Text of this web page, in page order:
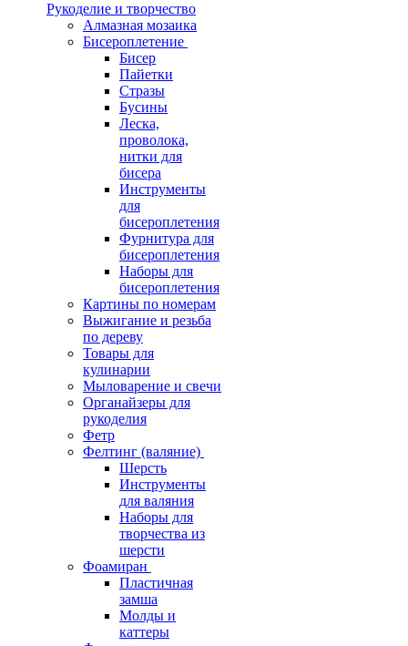
Рукоделие и творчество
Алмазная мозаика
Бисероплетение
Бисер
Пайетки
Стразы
Бусины
Леска,
проволока,
нитки для
бисера
Инструменты
для
бисероплетения
Фурнитура для
бисероплетения
Наборы для
бисероплетения
Картины по номерам
Выжигание и резьба
по дереву
Товары для
кулинарии
Мыловарение и свечи
Органайзеры для
рукоделия
Фетр
Фелтинг (валяние)
Шерсть
Инструменты
для валяния
Наборы для
творчества из
шерсти
Фоамиран
Пластичная
замша
Молды и
каттеры